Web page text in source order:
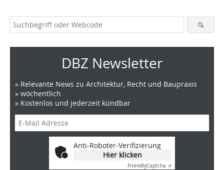
DBZ Newsletter
» Relevante News zu Architektur, Recht und Baupraxis
» wöchentlich
» Kostenlos und jederzeit kündbar
Anti-Roboter-Verifizierung
Hier klicken
FriendlyCaptcha ⇗